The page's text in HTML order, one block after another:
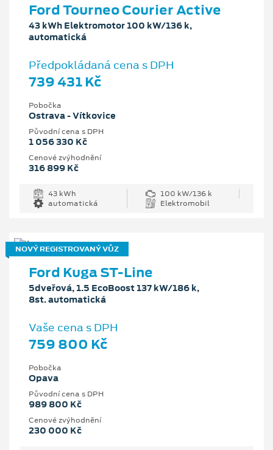
Ford Tourneo Courier Active
43 kWh Elektromotor 100 kW/136 k,
automatická
Předpokládaná cena s DPH
739 431 Kč
Pobočka
Ostrava - Vítkovice
Původní cena s DPH
1 056 330 Kč
Cenové zvýhodnění
316 899 Kč
43 kWh
100 kW/136 k
automatická
Elektromobil
NOVÝ REGISTROVANÝ VŮZ
Ford Kuga ST-Line
5dveřová, 1.5 EcoBoost 137 kW/186 k,
8st. automatická
Vaše cena s DPH
759 800 Kč
Pobočka
Opava
Původní cena s DPH
989 800 Kč
Cenové zvýhodnění
230 000 Kč